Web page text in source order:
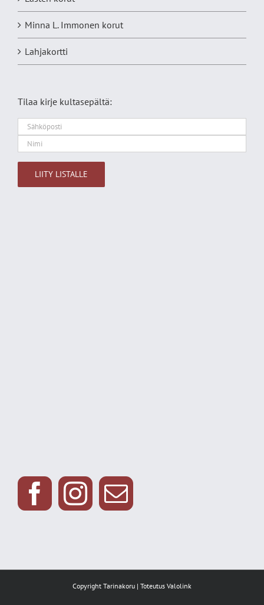
Minna L. Immonen korut
Lahjakortti
Tilaa kirje kultasepältä:
Copyright Tarinakoru | Toteutus Valolink